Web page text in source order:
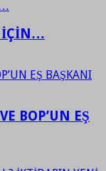
İÇİN…
BOP’UN EŞ